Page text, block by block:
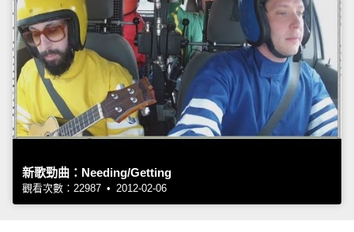
新歌勁曲：Needing/Getting
觀看次數：22987 • 2012-02-06